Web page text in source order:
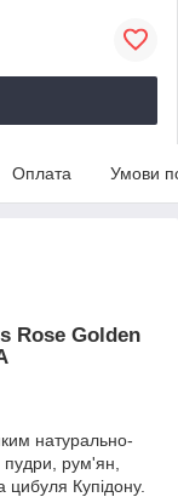
Оплата Умови
Rose Golden
натурально-
рум'ян,
цибуля Купідону.